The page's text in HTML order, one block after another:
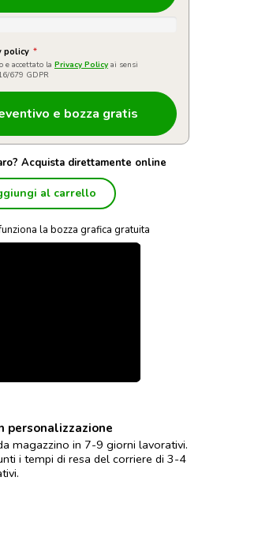
policy *
e accettato la Privacy Policy ai sensi
679 GDPR
Acquista direttamente online
al carrello
la bozza grafica gratuita
personalizzazione
magazzino in 7-9 giorni lavorativi.
i tempi di resa del corriere di 3-4